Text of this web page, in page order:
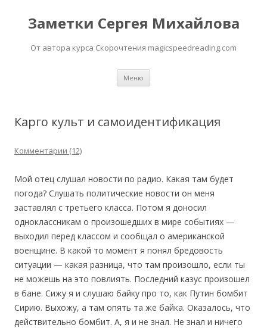
Заметки Сергея Михайлова
От автора курса Скорочтения magicspeedreading.com
Меню
Карго культ и самоидентификация
Комментарии (12)
Мой отец слушал новости по радио. Какая там будет
погода? Слушать политические новости он меня
заставлял с третьего класса. Потом я доносил
одноклассникам о произошедших в мире событиях —
выходил перед классом и сообщал о американской
военщине. В какой то момент я понял бредовость
ситуации — какая разница, что там произошло, если ты
не можешь на это повлиять. Последний казус произошел
в бане. Сижу я и слушаю байку про то, как Путин бомбит
Сирию. Выхожу, а там опять та же байка. Оказалось, что
действительно бомбит. А, я и не знал. Не знал и ничего